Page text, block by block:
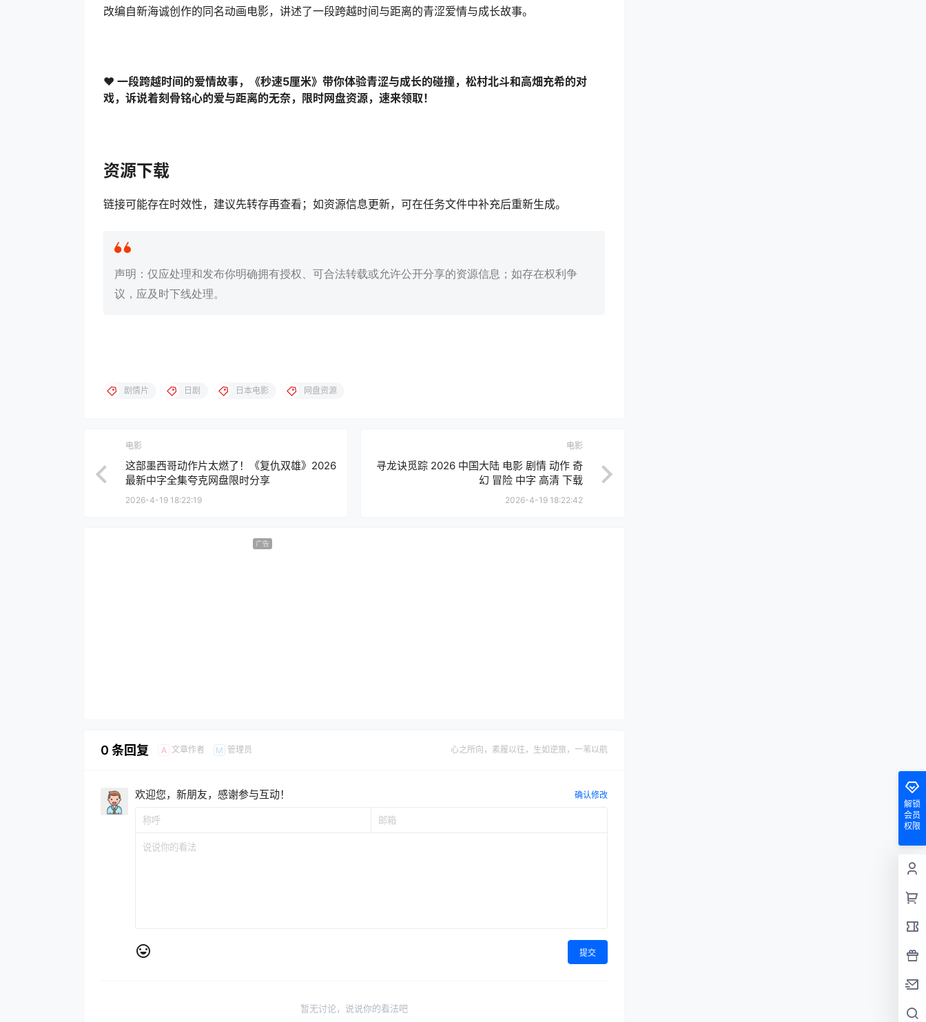
改编自新海诚创作的同名动画电影，讲述了一段跨越时间与距离的青涩爱情与成长故事。
❤️ 一段跨越时间的爱情故事，《秒速5厘米》带你体验青涩与成长的碰撞，松村北斗和高畑充希的对
戏，诉说着刻骨铭心的爱与距离的无奈，限时网盘资源，速来领取！
资源下载
链接可能存在时效性，建议先转存再查看；如资源信息更新，可在任务文件中补充后重新生成。
声明：仅应处理和发布你明确拥有授权、可合法转载或允许公开分享的资源信息；如存在权利争
议，应及时下线处理。
剧情片 日剧 日本电影 网盘资源
电影
这部墨西哥动作片太燃了！《复仇双雄》2026
最新中字全集夸克网盘限时分享
2026-4-19 18:22:19
电影
寻龙诀觅踪 2026 中国大陆 电影 剧情 动作 奇
幻 冒险 中字 高清 下载
2026-4-19 18:22:42
广告
0 条回复 A 文章作者 M 管理员 心之所向，素履以往，生如逆旅，一苇以航
欢迎您，新朋友，感谢参与互动！ 确认修改
提交
暂无讨论，说说你的看法吧
解锁
会员
权限